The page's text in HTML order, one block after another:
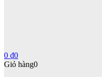
0 ₫0
Giỏ hàng0